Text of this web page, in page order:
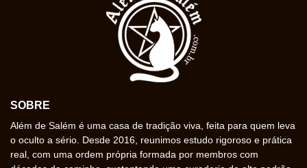
SOBRE
Além de Salém é uma casa de tradição viva, feita para quem leva
o oculto a sério. Desde 2016, reunimos estudo rigoroso e prática
real, com uma ordem própria formada por membros com